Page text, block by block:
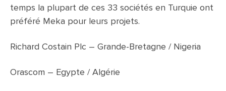
temps la plupart de ces 33 sociétés en Turquie ont
préféré Meka pour leurs projets.
Richard Costain Plc – Grande-Bretagne / Nigeria
Orascom – Egypte / Algérie